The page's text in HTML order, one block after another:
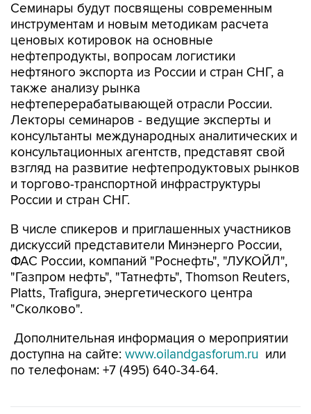
Семинары будут посвящены современным
инструментам и новым методикам расчета
ценовых котировок на основные
нефтепродукты, вопросам логистики
нефтяного экспорта из России и стран СНГ, а
также анализу рынка
нефтеперерабатывающей отрасли России.
Лекторы семинаров - ведущие эксперты и
консультанты международных аналитических и
консультационных агентств, представят свой
взгляд на развитие нефтепродуктовых рынков
и торгово-транспортной инфраструктуры
России и стран СНГ.
В числе спикеров и приглашенных участников
дискуссий представители Минэнерго России,
ФАС России, компаний "Роснефть", "ЛУКОЙЛ",
"Газпром нефть", "Татнефть", Thomson Reuters,
Platts, Trafigura, энергетического центра
"Сколково".
Дополнительная информация о мероприятии
доступна на сайте: www.oilandgasforum.ru или
по телефонам: +7 (495) 640-34-64.